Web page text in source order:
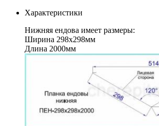
Характеристики
Нижняя ендова имеет размеры:
Ширина 298х298мм
Длина 2000мм